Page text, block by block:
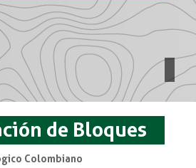
de Bloques
Colombiano